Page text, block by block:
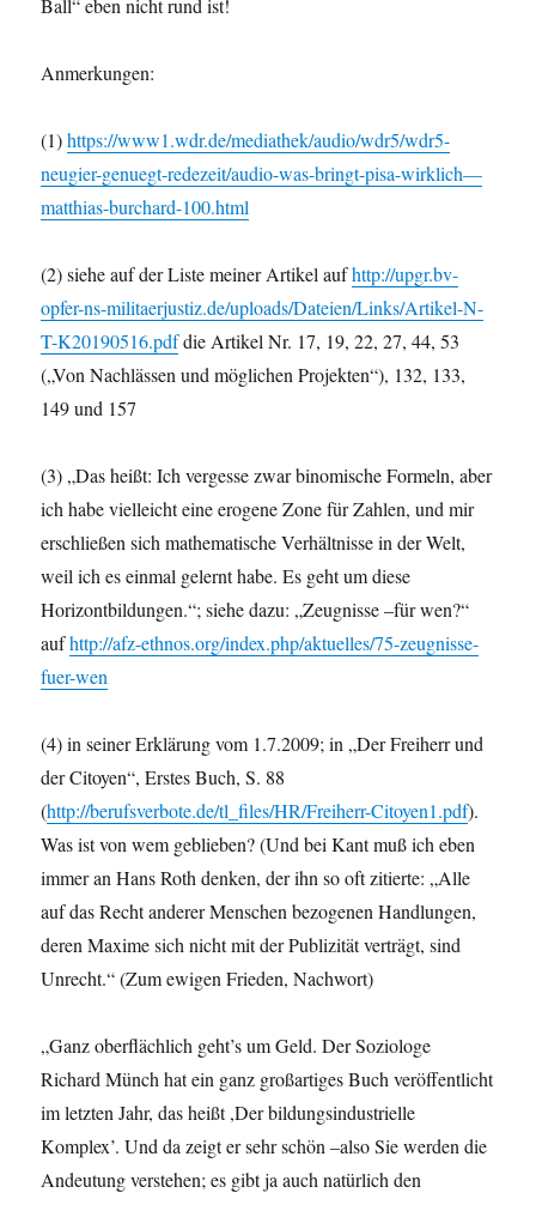
Ball“ eben nicht rund ist!
Anmerkungen:
(1)https://www1.wdr.de/mediathek/audio/wdr5/wdr5-
neugier-genuegt-redezeit/audio-was-bringt-pisa-wirklich—
matthias-burchard-100.html
(2) siehe auf der Liste meiner Artikel aufhttp://upgr.bv-
opfer-ns-militaerjustiz.de/uploads/Dateien/Links/Artikel-N-
T-K20190516.pdfdie Artikel Nr. 17, 19, 22, 27, 44, 53
(„Von Nachlässen und möglichen Projekten“), 132, 133,
149 und 157
(3) „Das heißt: Ich vergesse zwar binomische Formeln, aber
ich habe vielleicht eine erogene Zone für Zahlen, und mir
erschließen sich mathematische Verhältnisse in der Welt,
weil ich es einmal gelernt habe. Es geht um diese
Horizontbildungen.“; siehe dazu: „Zeugnisse –für wen?“
aufhttp://afz-ethnos.org/index.php/aktuelles/75-zeugnisse-
fuer-wen
(4) in seiner Erklärung vom 1.7.2009; in „Der Freiherr und
der Citoyen“, Erstes Buch, S. 88
(http://berufsverbote.de/tl_files/HR/Freiherr-Citoyen1.pdf).
Was ist von wem geblieben? (Und bei Kant muß ich eben
immer an Hans Roth denken, der ihn so oft zitierte: „Alle
auf das Recht anderer Menschen bezogenen Handlungen,
deren Maxime sich nicht mit der Publizität verträgt, sind
Unrecht.“ (Zum ewigen Frieden, Nachwort)
„Ganz oberflächlich geht’s um Geld. Der Soziologe
Richard Münch hat ein ganz großartiges Buch veröffentlicht
im letzten Jahr, das heißt ,Der bildungsindustrielle
Komplex’. Und da zeigt er sehr schön –also Sie werden die
Andeutung verstehen; es gibt ja auch natürlich den